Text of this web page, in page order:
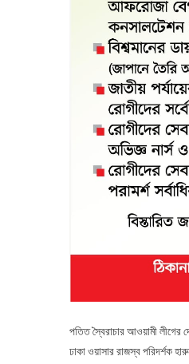
পতিত স্বৈরাচার আওয়ামী লীগের
ঢাকা ওয়াসার রাজস্ব পরিদর্শক